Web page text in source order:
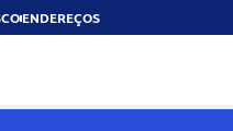
ENDEREÇOS